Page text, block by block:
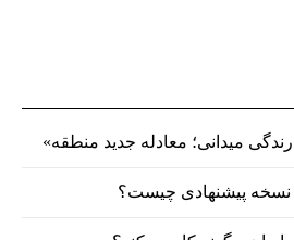
میدانی؛ معادله جدید منطقه»
نسخه پیشنهادی چیست؟